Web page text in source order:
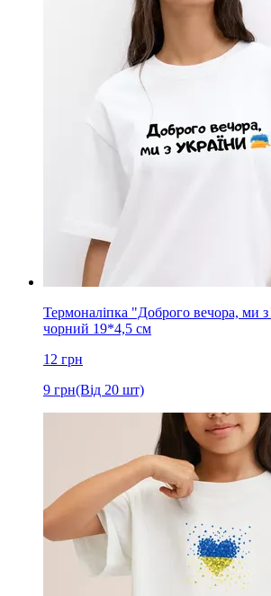
Термоналіпка "Доброго вечора, ми
чорний 19*4,5 см
12 грн
9 грн(Від 20 шт)